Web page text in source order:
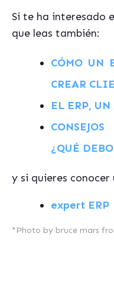
Si te ha interesado
que leas también:
CÓMO UN
CREAR
EL ERP,
¿QUÉ
y si quieres conocer
expert ERP
*Photo by bruce mars